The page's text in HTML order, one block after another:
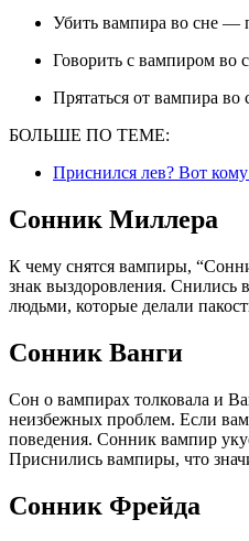
Убить вампира во сне —
Говорить с вампиром
Прятаться от вампира
БОЛЬШЕ ПО ТЕМЕ:
Приснился лев? Вот
Сонник Миллера
К чему снятся вампиры,
знак выздоровления. Снились
людьми, которые делали
Сонник Ванги
Сон о вампирах толковала и
неизбежных проблем. Если
поведения. Сонник вампир
Приснились вампиры, что
Сонник Фрейда